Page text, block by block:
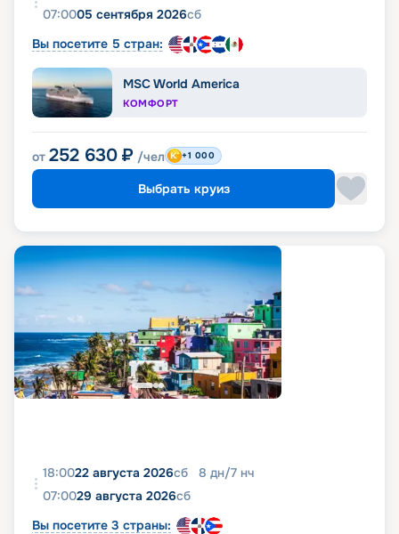
07:0005 сентября 2026сб
Вы посетите 5 стран:
MSC World America
КОМФОРТ
от 252 630 ₽ /чел +1 000
Выбрать круиз
18:0022 августа 2026сб 8 дн/7 нч
07:0029 августа 2026сб
Вы посетите 3 страны: